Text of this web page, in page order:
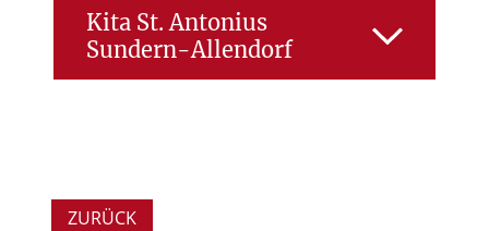
Funktion:allg.
ZUR EINRICHTUNG
Personal - Kita
Kita St. Antonius
Sundern-Allendorf
ZURÜCK